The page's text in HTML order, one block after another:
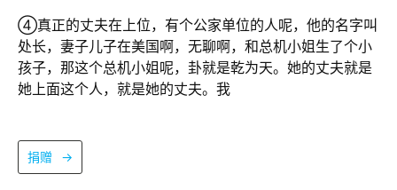
④真正的丈夫在上位，有个公家单位的人呢，他的名字叫
处长，妻子儿子在美国啊，无聊啊，和总机小姐生了个小
孩子，那这个总机小姐呢，卦就是乾为天。她的丈夫就是
她上面这个人，就是她的丈夫。我
捐赠 →